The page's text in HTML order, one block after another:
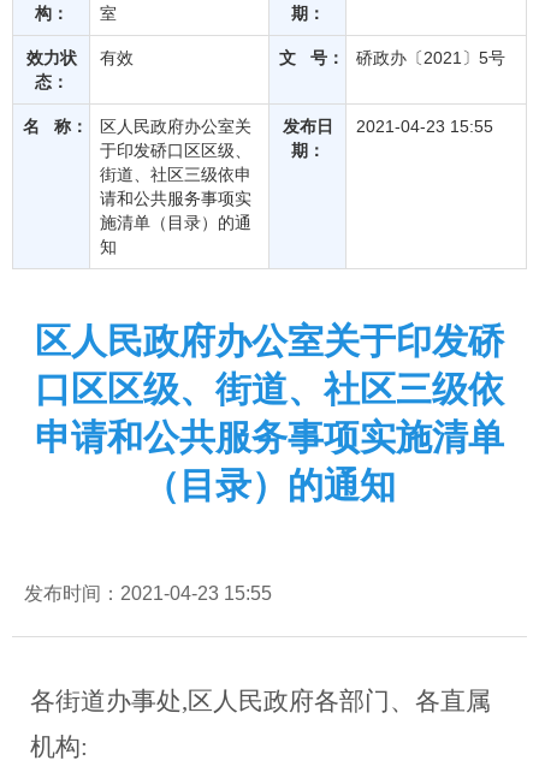
构：
室
期：
效力状
态：
有效 文 号： 硚政办〔2021〕5号
名 称：
区人民政府办公室关
于印发硚口区区级、
街道、社区三级依申
请和公共服务事项实
施清单（目录）的通
知
发布日
期：
2021-04-23 15:55
区人民政府办公室关于印发硚
口区区级、街道、社区三级依
申请和公共服务事项实施清单
（目录）的通知
发布时间：2021-04-23 15:55
各街道办事处,区人民政府各部门、各直属
机构: